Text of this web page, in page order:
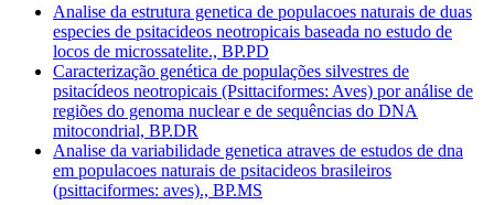
Analise da estrutura genetica de populacoes naturais de duas
especies de psitacideos neotropicais baseada no estudo de
locos de microssatelite., BP.PD
Caracterização genética de populações silvestres de
psitacídeos neotropicais (Psittaciformes: Aves) por análise de
regiões do genoma nuclear e de sequências do DNA
mitocondrial, BP.DR
Analise da variabilidade genetica atraves de estudos de dna
em populacoes naturais de psitacideos brasileiros
(psittaciformes: aves)., BP.MS